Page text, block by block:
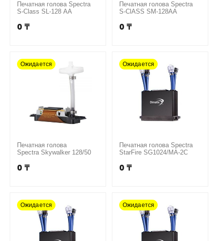
Печатная голова Spectra
S-Class SL-128 AA
0 ₸
Печатная голова Spectra
S-ClASS SM-128AA
0 ₸
Ожидается
Печатная голова
Spectra Skywalker 128/50
0 ₸
Ожидается
Печатная голова Spectra
StarFire SG1024/MA-2C
0 ₸
Ожидается Ожидается